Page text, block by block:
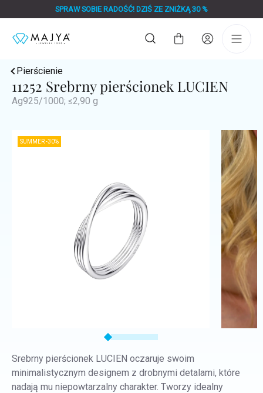
do
SPRAW SOBIE RADOŚĆ! DZIŚ ZE ZNIŻKĄ 30 %
Koszyk
Pierścienie
11252 Srebrny pierścionek LUCIEN
Ag925/1000; ≤2,90 g
SUMMER -30%
Srebrny pierścionek LUCIEN oczaruje swoim
minimalistycznym designem z drobnymi detalami, które
nadają mu niepowtarzalny charakter. Tworzy idealny